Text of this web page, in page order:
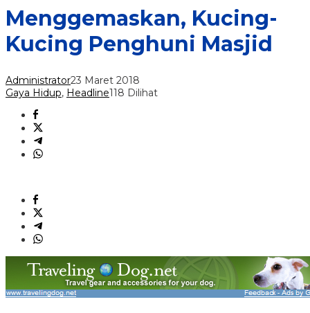
Menggemaskan, Kucing-
Kucing Penghuni Masjid
Administrator23 Maret 2018
Gaya Hidup, Headline118 Dilihat